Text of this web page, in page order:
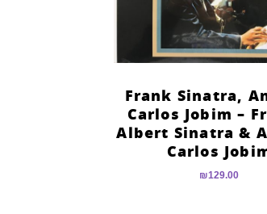
Frank Sinatra,
Carlos Jobim –
Albert Sinatra &
Carlos
₪129.00